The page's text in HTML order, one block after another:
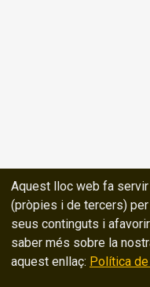
Aquest lloc web fa
(pròpies i de tercers)
seus continguts i
saber més sobre la
aquest enllaç: Política